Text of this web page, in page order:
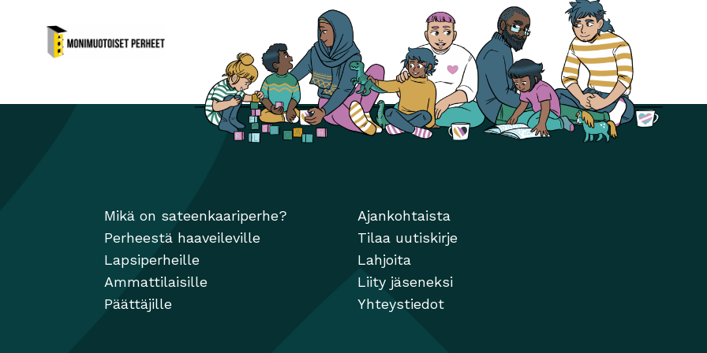
Mikä on sateenkaariperhe?
Perheestä haaveileville
Lapsiperheille
Ammattilaisille
Päättäjille
Ajankohtaista
Tilaa uutiskirje
Lahjoita
Liity jäseneksi
Yhteystiedot